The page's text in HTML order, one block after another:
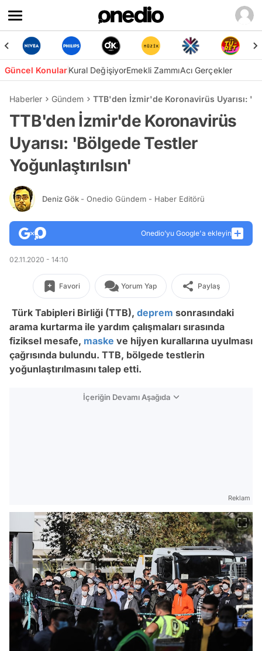
Güncel KonularKural DeğişiyorEmekli ZammıAcı Gerçekler
Haberler Gündem TTB'den İzmir'de Koronavirüs Uyarısı:
TTB'den İzmir'de Koronavirüs
Uyarısı: 'Bölgede Testler
Yoğunlaştırılsın'
Deniz Gök - Onedio Gündem - Haber Editörü
Onedio’yu Google'a ekleyin
02.11.2020 - 14:10
Favori Yorum Yap Paylaş
Türk Tabipleri Birliği (TTB), deprem sonrasındaki
arama kurtarma ile yardım çalışmaları sırasında
fiziksel mesafe, maske ve hijyen kurallarına uyulması
çağrısında bulundu. TTB, bölgede testlerin
yoğunlaştırılmasını talep etti.
İçeriğin Devamı Aşağıda
Reklam